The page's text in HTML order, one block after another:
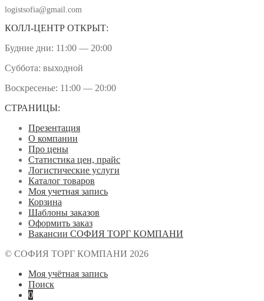
logistsofia@gmail.com
КОЛЛ-ЦЕНТР ОТКРЫТ:
Будние дни: 11:00 — 20:00
Суббота: выходной
Воскресенье: 11:00 — 20:00
СТРАНИЦЫ:
Презентация
О компании
Про цены
Статистика цен, прайс
Логистические услуги
Каталог товаров
Моя учетная запись
Корзина
Шаблоны заказов
Оформить заказ
Вакансии СОФИЯ ТОРГ КОМПАНИ
© СОФИЯ ТОРГ КОМПАНИ 2026
Моя учётная запись
Поиск
0